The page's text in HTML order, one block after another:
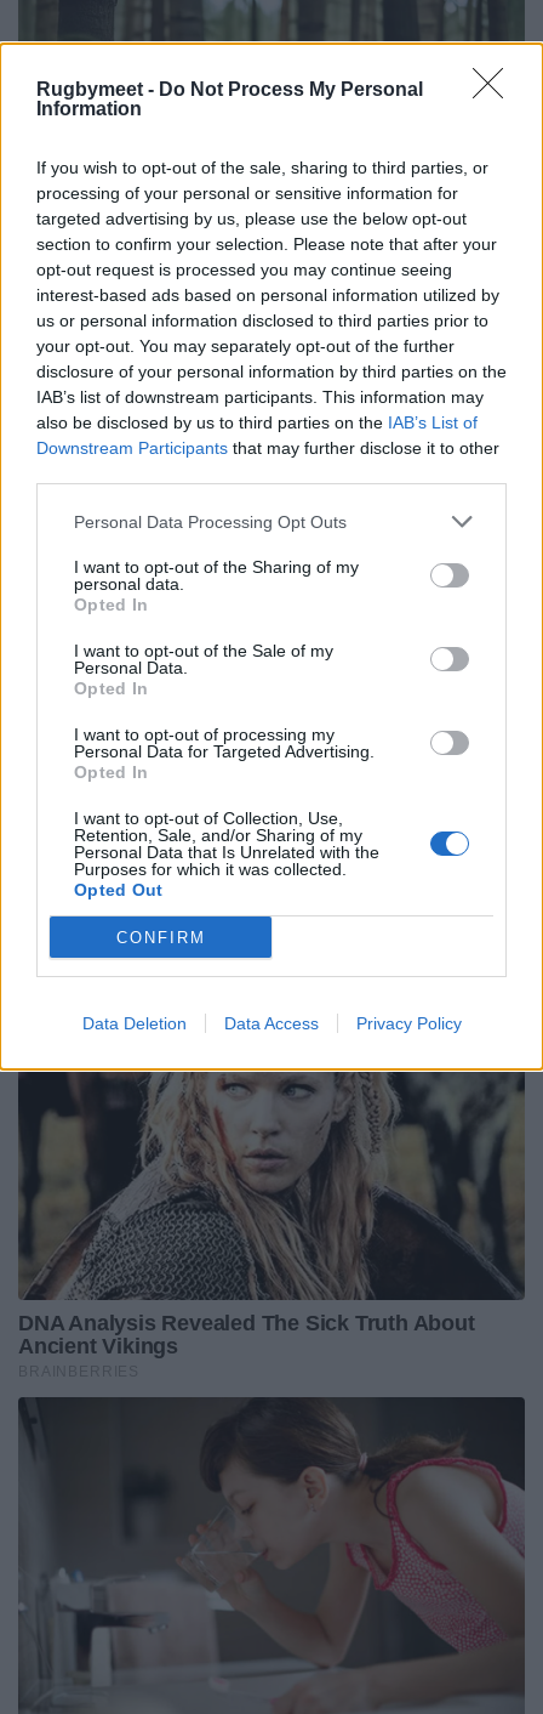
Rugbymeet - Do Not Process My Personal
Information
If you wish to opt-out of the sale, sharing to third parties, or
processing of your personal or sensitive information for
targeted advertising by us, please use the below opt-out
section to confirm your selection. Please note that after your
opt-out request is processed you may continue seeing
interest-based ads based on personal information utilized by
us or personal information disclosed to third parties prior to
your opt-out. You may separately opt-out of the further
disclosure of your personal information by third parties on the
IAB’s list of downstream participants. This information may
also be disclosed by us to third parties on the IAB’s List of
Downstream Participants that may further disclose it to other
Personal Data Processing Opt Outs
I want to opt-out of the Sharing of my
personal data.
Opted In
I want to opt-out of the Sale of my
Personal Data.
Opted In
I want to opt-out of processing my
Personal Data for Targeted Advertising.
Opted In
I want to opt-out of Collection, Use,
Retention, Sale, and/or Sharing of my
Personal Data that Is Unrelated with the
Purposes for which it was collected.
Opted Out
CONFIRM
Data Deletion Data Access Privacy Policy